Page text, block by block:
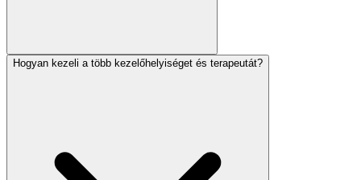
Hogyan kezeli a több kezelőhelyiséget és terapeutát?